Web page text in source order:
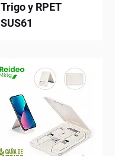
Trigo y RPET
SUS61